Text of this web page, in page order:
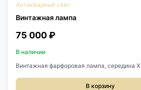
Антикварный свет
Винтажная лампа
75 000 ₽
В наличии
Винтажная фарфоровая лампа, середина
В корзину